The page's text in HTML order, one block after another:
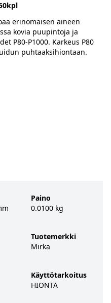
erinomaisen aineen
kovia puupintoja ja
P80-P1000. Karkeus P80
puhtaaksihiontaan.
Paino
0.0100 kg
Tuotemerkki
Mirka
Käyttötarkoitus
HIONTA